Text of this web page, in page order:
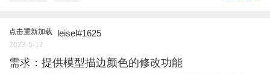
点击重新加载 leisel#1625
2023-5-17
需求：提供模型描边颜色的修改功能